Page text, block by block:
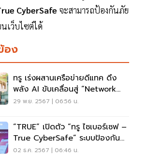
CyberSafe จะสามารถป้องกันภัย
เว็บไซต์ได้
อง
ทรู เร่งผสานเครือข่ายดีแทค ดึง
พลัง AI ขับเคลื่อนสู่ “Network
Modernization”
29 พ.ย. 2567 | 06:56 น.
“TRUE” เปิดตัว “ทรู ไซเบอร์เซฟ –
True CyberSafe” ระบบป้องกัน
ภัยไซเบอร์
02 ธ.ค. 2567 | 06:46 น.